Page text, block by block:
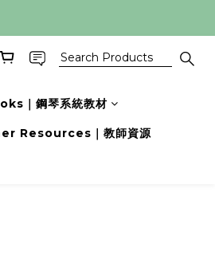
｜鋼琴系統教材
Resources｜教師資源